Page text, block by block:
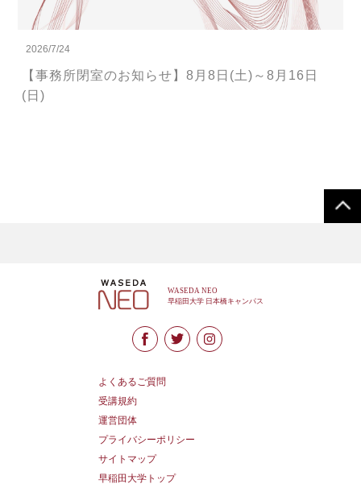
2026/7/24
【事務所閉室のお知らせ】8月8日(土)～8月16日
(日)
よくあるご質問
受講規約
運営団体
プライバシーポリシー
サイトマップ
早稲田大学トップ